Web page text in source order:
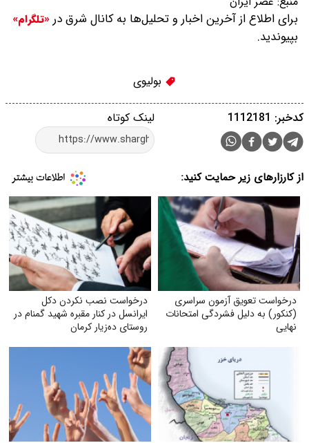
برای اطلاع از آخرین اخبار و تحلیل‌ها به کانال شرق در «تلگرام»
بپیوندید.
بولیوی
لینک کوتاه کدخبر: 1112181
از کارزارهای زیر حمایت کنید:
درخواست تعویق آزمون سراسری
(کنکور) به دلیل فشردگی امتحانات
نهایی
درخواست نصب نکردن دکل
ایرانسل در کنار مقبره شهید گمنام در
روستای ده‌زیار کرمان